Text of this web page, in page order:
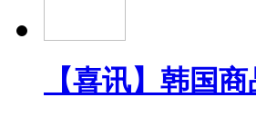
【喜讯】韩国